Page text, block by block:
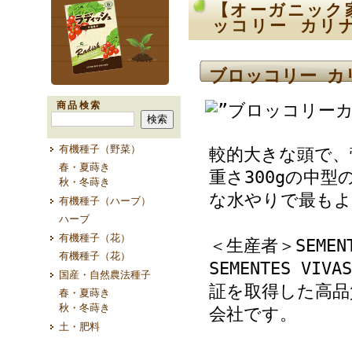
商品検索
有機種子（野菜）
春・夏蒔き
秋・冬蒔き
有機種子（ハーブ）
ハーブ
有機種子（花）
有機種子（花）
国産・自然農法種子
春・夏蒔き
秋・冬蒔き
土・肥料
【オーガニック
ッコリー カリ
ブロッコリー カ
較的大きな頭で
重さ300gの中型
な水やりで最も
＜生産者＞
SEMENTES
証を取得した高
会社です。